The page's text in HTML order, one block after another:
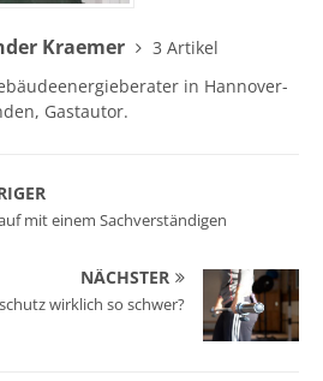
Kraemer
3 Artikel
in Hannover-
Gastautor.
mit einem Sachverständigen
NÄCHSTER
wirklich so schwer?